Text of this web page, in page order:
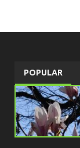
POPULAR